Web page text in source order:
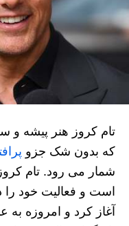
تام کروز هنر پیشه و
که بدون شک جزو
شمار می رود. تام
آغاز کرد و امروزه به